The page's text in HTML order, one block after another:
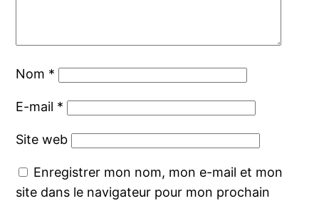
Nom *
E-mail *
Site web
Enregistrer mon nom, mon e-mail et mon
site dans le navigateur pour mon prochain